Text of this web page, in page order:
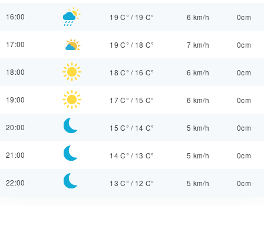
16:00 19 C° / 19 C° 6 km/h 0cm
17:00 19 C° / 18 C° 7 km/h 0cm
18:00 18 C° / 16 C° 6 km/h 0cm
19:00 17 C° / 15 C° 6 km/h 0cm
20:00 15 C° / 14 C° 5 km/h 0cm
21:00 14 C° / 13 C° 5 km/h 0cm
22:00 13 C° / 12 C° 5 km/h 0cm